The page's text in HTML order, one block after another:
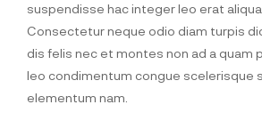
suspendisse hac integer leo erat
Consectetur neque odio diam turpis
dis felis nec et montes non ad a quam
leo condimentum congue scelerisque
elementum nam.